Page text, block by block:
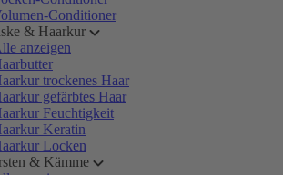
Conditioner
& Haarkur
anzeigen
trockenes Haar
gefärbtes Haar
Feuchtigkeit
Keratin
Locken
& Kämme